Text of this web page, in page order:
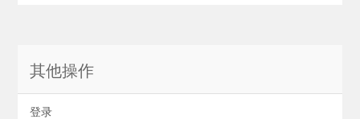
其他操作
登录